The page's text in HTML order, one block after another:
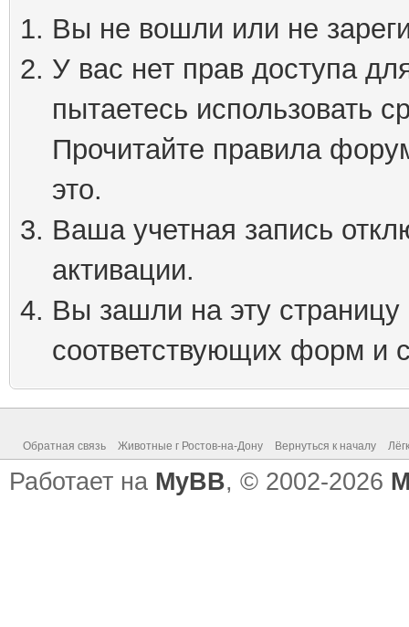
Вы не вошли или не
У вас нет прав доступа
пытаетесь использовать
Прочитайте правила
это.
Ваша учетная запись
активации.
Вы зашли на эту
соответствующих форм и
Обратная связь Животные г Ростов-на-Дону Вернуться к началу
Работает на MyBB, © 2002-2026